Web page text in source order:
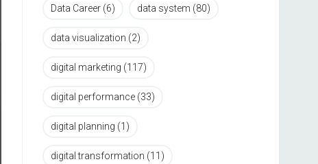
Data Career (6) data system (80)
data visualization (2)
digital marketing (117)
digital performance (33)
digital planning (1)
digital transformation (11)